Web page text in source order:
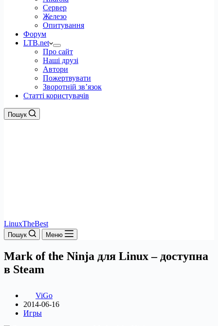
Сервер
Железо
Опитування
Форум
LTB.net
Про сайт
Наші друзі
Автори
Пожертвувати
Зворотній зв’язок
Статті користувачів
Пошук
LinuxTheBest
Пошук Меню
Mark of the Ninja для Linux – доступна
в Steam
ViGo
2014-06-16
Игры